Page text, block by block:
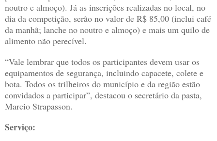
noutro e almoço). Já as inscrições realizadas no local, no
dia da competição, serão no valor de R$ 85,00 (inclui café
da manhã; lanche no noutro e almoço) e mais um quilo de
alimento não perecível.
“Vale lembrar que todos os participantes devem usar os
equipamentos de segurança, incluindo capacete, colete e
bota. Todos os trilheiros do município e da região estão
convidados a participar”, destacou o secretário da pasta,
Marcio Strapasson.
Serviço: